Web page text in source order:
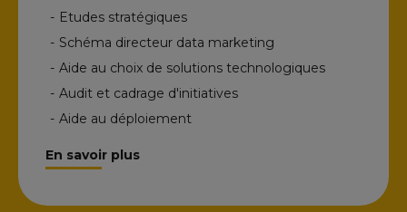
- Etudes stratégiques
- Schéma directeur data marketing
- Aide au choix de solutions technologiques
- Audit et cadrage d'initiatives
- Aide au déploiement
En savoir plus